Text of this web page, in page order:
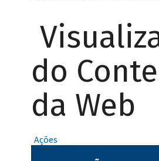
do
da Web
Ações